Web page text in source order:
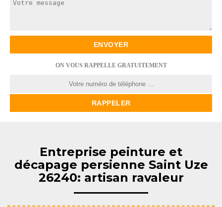
ON VOUS RAPPELLE GRATUITEMENT
Entreprise peinture et
décapage persienne Saint Uze
26240: artisan ravaleur